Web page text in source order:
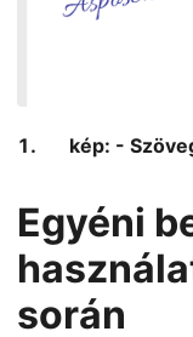
kép: -
Egyéni
során